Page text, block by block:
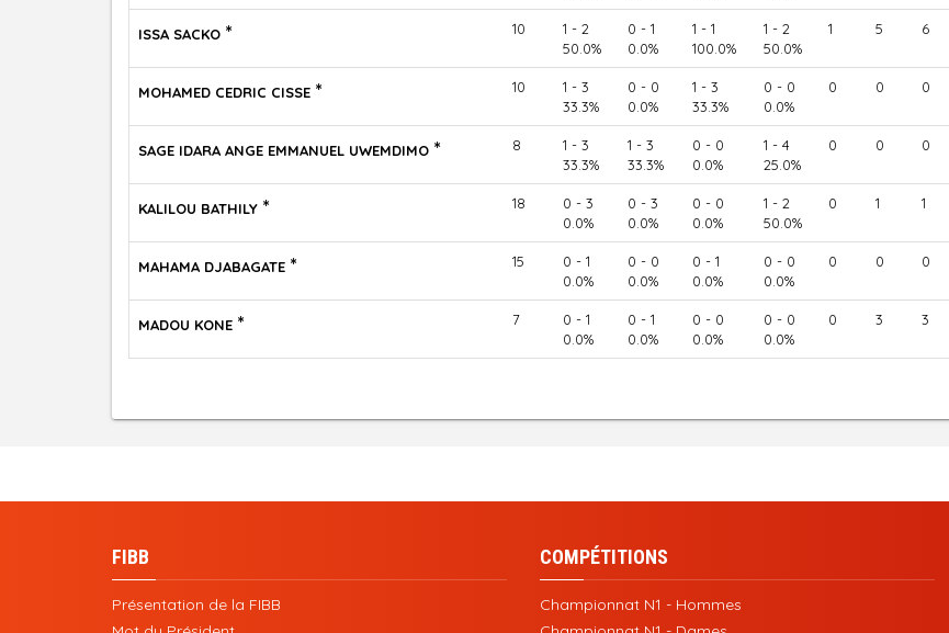
ISSA SACKO * 10
1 - 2
50.0%
0 - 1
0.0%
1 - 1
100.0%
1 - 2
50.0%
1 5 6
MOHAMED CEDRIC CISSE * 10
1 - 3
33.3%
0 - 0
0.0%
1 - 3
33.3%
0 - 0
0.0%
0 0 0
SAGE IDARA ANGE EMMANUEL UWEMDIMO * 8
1 - 3
33.3%
1 - 3
33.3%
0 - 0
0.0%
1 - 4
25.0%
0 0 0
KALILOU BATHILY * 18
0 - 3
0.0%
0 - 3
0.0%
0 - 0
0.0%
1 - 2
50.0%
0 1 1
MAHAMA DJABAGATE * 15
0 - 1
0.0%
0 - 0
0.0%
0 - 1
0.0%
0 - 0
0.0%
0 0 0
MADOU KONE * 7
0 - 1
0.0%
0 - 1
0.0%
0 - 0
0.0%
0 - 0
0.0%
0 3 3
FIBB
Présentation de la FIBB
COMPÉTITIONS
Championnat N1 - Hommes